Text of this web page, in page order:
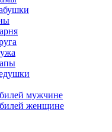
мужчине
женщине